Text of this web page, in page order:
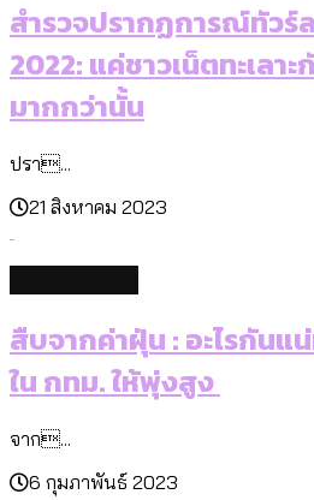
สำรวจปรากฏการณ์ทัวร์
2022: แค่ชาวเน็ตทะเลาะ
มากกว่านั้น
ปรา...
21 สิงหาคม 2023
สืบจากค่าฝุ่น : อะไรกันแ
ใน กทม. ให้พุ่งสูง
จาก...
6 กุมภาพันธ์ 2023